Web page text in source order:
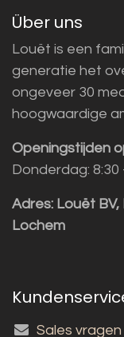
Über uns
Louët is een
generatie het
ongeveer 30
hoogwaardige
Openingstijden
Donderdag: 8:30
Adres: Louët BV,
Lochem
Sales vragen